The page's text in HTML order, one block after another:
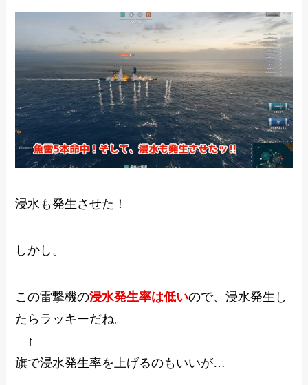
浸水も発生させた！
しかし。
この雷撃機の浸水発生率は低いので、浸水発生し
たらラッキーだね。
↑
旗で浸水発生率を上げるのもいいが…